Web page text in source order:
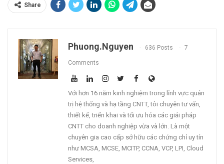
Share
Phuong.nguyen 636 Posts 7
Comments
Với hơn 16 năm kinh nghiệm trong lĩnh vực quản
trị hệ thống và hạ tầng CNTT, tôi chuyên tư vấn,
thiết kế, triển khai và tối ưu hóa các giải pháp
CNTT cho doanh nghiệp vừa và lớn. Là một
chuyên gia cao cấp sở hữu các chứng chỉ uy tín
như MCSA, MCSE, MCITP, CCNA, VCP, LPI, Cloud
Services,